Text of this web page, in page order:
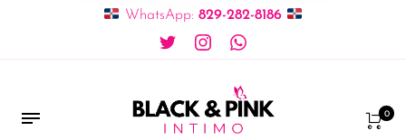
WhatsApp: 829-282-8186
0